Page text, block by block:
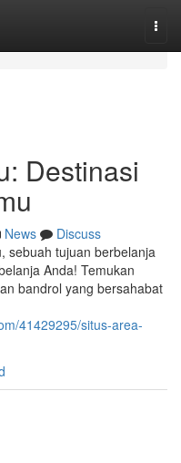
Destinasi
News
Discuss
sebuah tujuan berbelanja
Anda! Temukan
bandrol yang bersahabat
41429295/situs-area-